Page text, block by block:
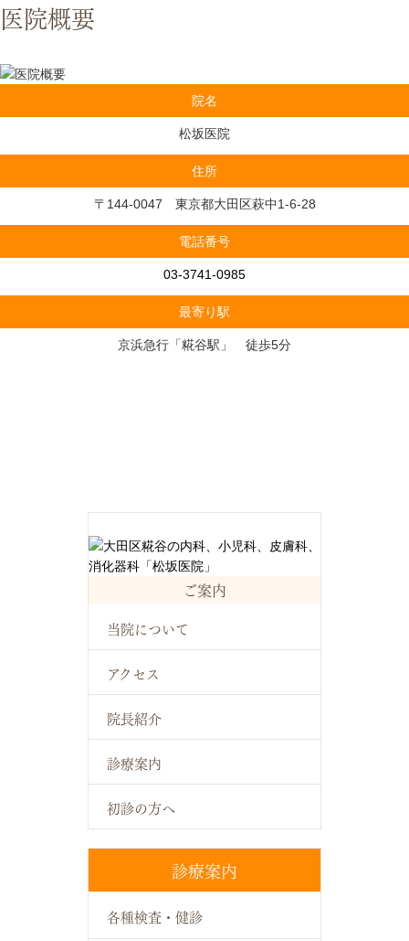
医院概要
院名
松坂医院
住所
〒144-0047 東京都大田区萩中1-6-28
電話番号
03-3741-0985
最寄り駅
京浜急行「糀谷駅」 徒歩5分
ご案内
当院について
アクセス
院長紹介
診療案内
初診の方へ
診療案内
各種検査・健診